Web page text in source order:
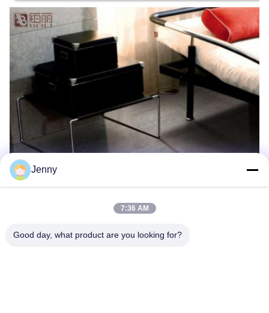
Jenny
7:36 AM
Good day, what product are you looking for?